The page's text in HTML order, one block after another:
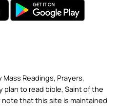
Readings, Prayers,
plan to read bible, Saint of the
note that this site is maintained